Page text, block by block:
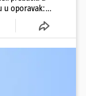
u oporavak: